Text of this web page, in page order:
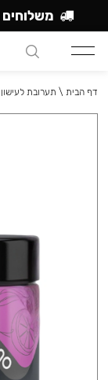
דף הבית \ תערובת לעישון
משלוחים